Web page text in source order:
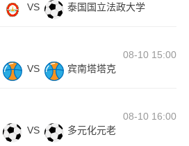
VS 泰国国立法政大学
08-10 15:00
VS 宾南塔塔克
08-10 16:00
VS 多元化元老